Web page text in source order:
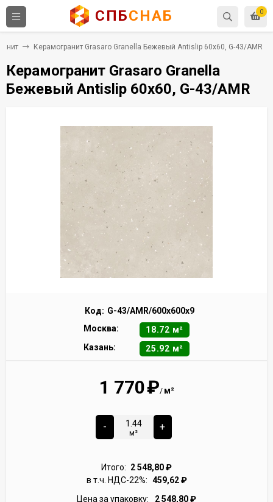
0
СПБСНАБ
Керамогранит Grasaro Granella Бежевый Antislip 60x60, G-43/AMR
Керамогранит Grasaro Granella
Бежевый Antislip 60x60, G-43/AMR
Код: G-43/AMR/600x600x9
Москва:
18.72 м²
Казань:
25.92 м²
1 770₽/ м²
-
м²
+
Итого: 2 548,80₽
в т.ч. НДС-22%: 459,62₽
Цена за упаковку:
2 548,80₽